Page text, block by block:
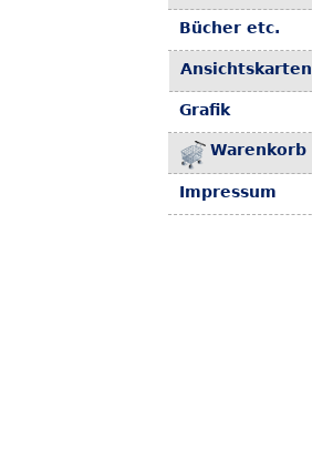
Bücher etc.
Ansichtskarten
Grafik
Warenkorb
Impressum